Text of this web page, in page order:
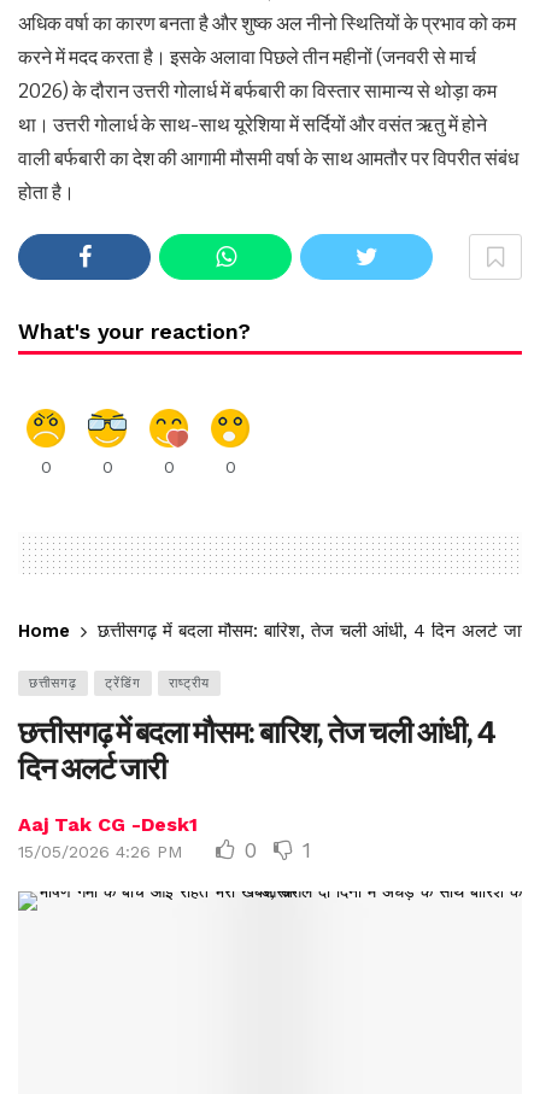
अधिक वर्षा का कारण बनता है और शुष्क अल नीनो स्थितियों के प्रभाव को कम
करने में मदद करता है। इसके अलावा पिछले तीन महीनों (जनवरी से मार्च
2026) के दौरान उत्तरी गोलार्ध में बर्फबारी का विस्तार सामान्य से थोड़ा कम
था। उत्तरी गोलार्ध के साथ-साथ यूरेशिया में सर्दियों और वसंत ऋतु में होने
वाली बर्फबारी का देश की आगामी मौसमी वर्षा के साथ आमतौर पर विपरीत संबंध
होता है।
What's your reaction?
0 0 0 0
Home छत्तीसगढ़ में बदला मौसम: बारिश, तेज चली आंधी, 4 दिन अलर्ट जारी
छत्तीसगढ़ ट्रेंडिंग राष्ट्रीय
छत्तीसगढ़ में बदला मौसम: बारिश, तेज चली आंधी, 4
दिन अलर्ट जारी
Aaj Tak CG -Desk1
15/05/2026 4:26 PM 0 1